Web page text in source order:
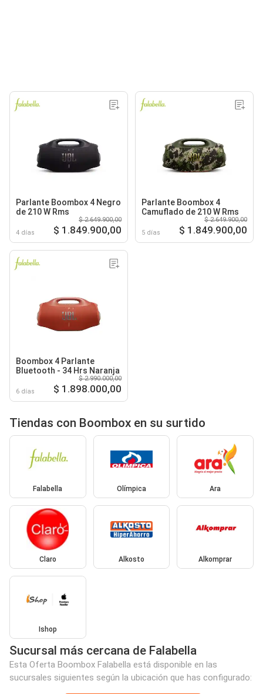
Parlante Boombox 4 Negro
de 210 W Rms
4 días
$ 2.649.900,00
$ 1.849.900,00
Parlante Boombox 4
Camuflado de 210 W Rms
5 días
$ 2.649.900,00
$ 1.849.900,00
Boombox 4 Parlante
Bluetooth - 34 Hrs Naranja
6 días
$ 2.990.000,00
$ 1.898.000,00
Tiendas con Boombox en su surtido
Falabella Olímpica Ara
Claro Alkosto Alkomprar
Ishop
Sucursal más cercana de Falabella
Esta Oferta Boombox Falabella está disponible en las
sucursales siguientes según la ubicación que has configurado: